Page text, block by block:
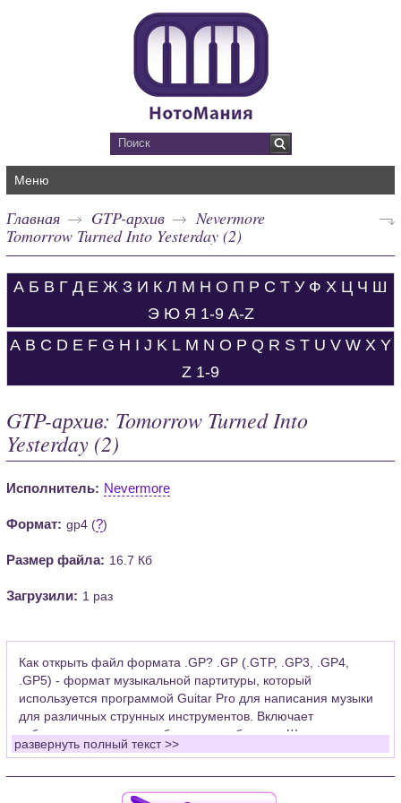
Меню
Главная GTP-архив
Nevermore
Tomorrow Turned Into Yesterday (2)
А Б В Г Д Е Ж З И К Л М Н О П Р С Т У Ф Х Ц Ч Ш
Э Ю Я 1-9 A-Z
A B C D E F G H I J K L M N O P Q R S T U V W X Y
Z 1-9
GTP-архив: Tomorrow Turned Into
Yesterday (2)
Исполнитель: Nevermore
Формат: gp4 (?)
Размер файла: 16.7 Кб
Загрузили: 1 раз
Как открыть файл формата .GP? .GP (.GTP, .GP3, .GP4,
.GP5) - формат музыкальной партитуры, который
используется программой Guitar Pro для написания музыки
для различных струнных инструментов. Включает
табулатуры для гитары, бас-гитары, банджо. Широко
применяется для создания партитур, которые затем
развернуть полный текст >>